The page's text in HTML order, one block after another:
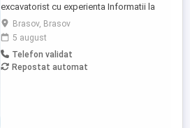
excavatorist cu experienta Informatii la
0730017005 orele 8-16 CV:
Brasov, Brasov
5 august
Telefon validat
Repostat automat